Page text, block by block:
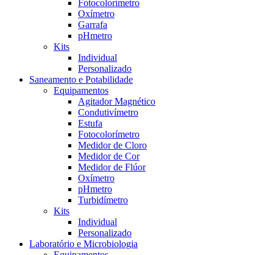
Fotocolorímetro
Oxímetro
Garrafa
pHmetro
Kits
Individual
Personalizado
Saneamento e Potabilidade
Equipamentos
Agitador Magnético
Condutivímetro
Estufa
Fotocolorímetro
Medidor de Cloro
Medidor de Cor
Medidor de Flúor
Oxímetro
pHmetro
Turbidímetro
Kits
Individual
Personalizado
Laboratório e Microbiologia